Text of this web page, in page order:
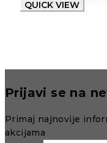
QUICK VIEW
Prijavi se na
Primaj najnovije
akcijama